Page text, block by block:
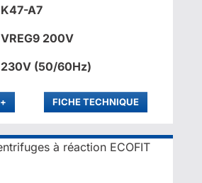
K47-A7
VREG9 200V
230V (50/60Hz)
PLUS
+ FICHE TECHNIQUE